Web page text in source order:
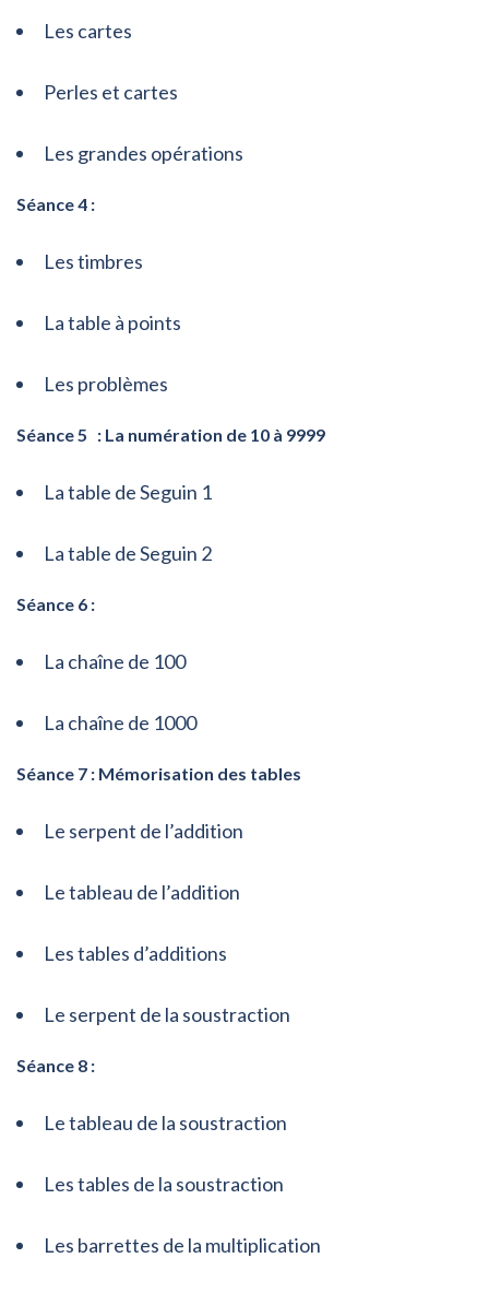
Les cartes
Perles et cartes
Les grandes opérations
Séance 4 :
Les timbres
La table à points
Les problèmes
Séance 5 : La numération de 10 à 9999
La table de Seguin 1
La table de Seguin 2
Séance 6 :
La chaîne de 100
La chaîne de 1000
Séance 7 : Mémorisation des tables
Le serpent de l’addition
Le tableau de l’addition
Les tables d’additions
Le serpent de la soustraction
Séance 8 :
Le tableau de la soustraction
Les tables de la soustraction
Les barrettes de la multiplication